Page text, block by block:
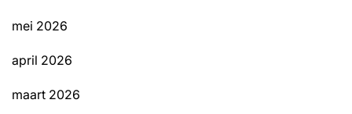
mei 2026
april 2026
maart 2026